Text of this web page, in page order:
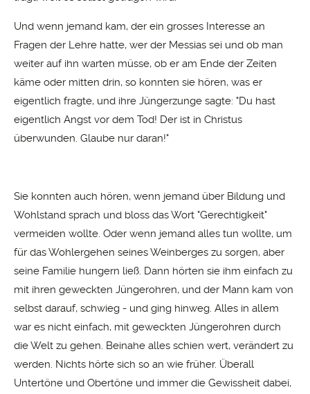
Und wenn jemand kam, der ein grosses Interesse an
Fragen der Lehre hatte, wer der Messias sei und ob man
weiter auf ihn warten müsse, ob er am Ende der Zeiten
käme oder mitten drin, so konnten sie hören, was er
eigentlich fragte, und ihre Jüngerzunge sagte: "Du hast
eigentlich Angst vor dem Tod! Der ist in Christus
überwunden. Glaube nur daran!"
Sie konnten auch hören, wenn jemand über Bildung und
Wohlstand sprach und bloss das Wort "Gerechtigkeit"
vermeiden wollte. Oder wenn jemand alles tun wollte, um
für das Wohlergehen seines Weinberges zu sorgen, aber
seine Familie hungern ließ. Dann hörten sie ihm einfach zu
mit ihren geweckten Jüngerohren, und der Mann kam von
selbst darauf, schwieg - und ging hinweg. Alles in allem
war es nicht einfach, mit geweckten Jüngerohren durch
die Welt zu gehen. Beinahe alles schien wert, verändert zu
werden. Nichts hörte sich so an wie früher. Überall
Untertöne und Obertöne und immer die Gewissheit dabei,